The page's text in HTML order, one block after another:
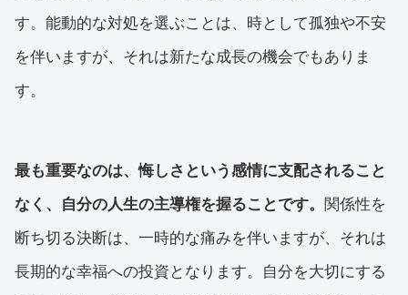
す。能動的な対処を選ぶことは、時として孤独や不安
を伴いますが、それは新たな成長の機会でもありま
す。
最も重要なのは、悔しさという感情に支配されること
なく、自分の人生の主導権を握ることです。 関係性を
断ち切る決断は、一時的な痛みを伴いますが、それは
長期的な幸福への投資となります。自分を大切にする